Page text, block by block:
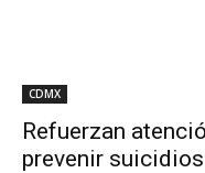
CDMX
Refuerzan
prevenir